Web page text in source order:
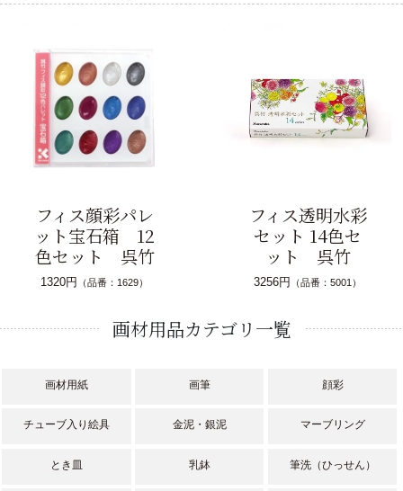
フィス顔彩パレ
ット宝石箱 12
色セット 呉竹
1320円 （品番：1629）
フィス透明水彩
セット 14色セ
ット 呉竹
3256円 （品番：5001）
画材用品カテゴリ一覧
画材用紙 画筆 顔彩
チューブ入り絵具 金泥・銀泥 マーブリング
とき皿 乳鉢 筆洗（ひっせん）